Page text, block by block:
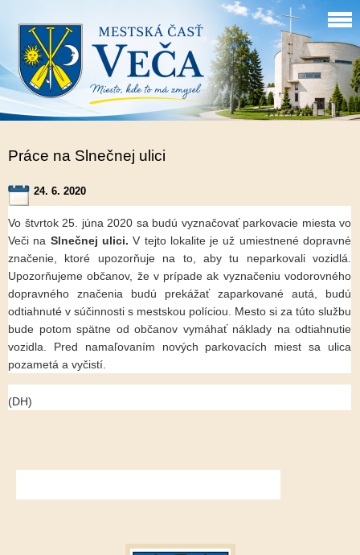
Práce na Slnečnej ulici
24. 6. 2020
Vo štvrtok 25. júna 2020 sa budú vyznačovať parkovacie miesta vo
Veči na Slnečnej ulici.V tejto lokalite je už umiestnené dopravné
značenie, ktoré upozorňuje na to, aby tu neparkovali vozidlá.
Upozorňujeme občanov, že v prípade ak vyznačeniu vodorovného
dopravného značenia budú prekážať zaparkované autá, budú
odtiahnuté v súčinnosti s mestskou políciou. Mesto si za túto službu
bude potom spätne od občanov vymáhať náklady na odtiahnutie
vozidla. Pred namaľovaním nových parkovacích miest sa ulica
pozametá a vyčistí.
(DH)